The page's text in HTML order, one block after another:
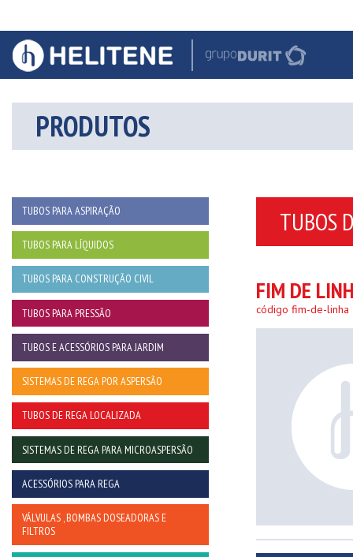
PRODUTOS
TUBOS PARA ASPIRAÇÃO
TUBOS PARA LÍQUIDOS
TUBOS PARA CONSTRUÇÃO CIVIL
TUBOS PARA PRESSÃO
TUBOS E ACESSÓRIOS PARA JARDIM
SISTEMAS DE REGA POR ASPERSÃO
TUBOS DE REGA LOCALIZADA
SISTEMAS DE REGA PARA MICROASPERSÃO
ACESSÓRIOS PARA REGA
VÁLVULAS , BOMBAS DOSEADORAS E
FILTROS
TUBOS
FIM DE
código fim-de-linha